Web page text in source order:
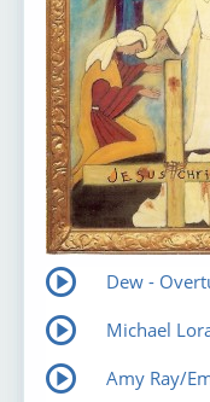
Dew -
Michael
Amy Ray/